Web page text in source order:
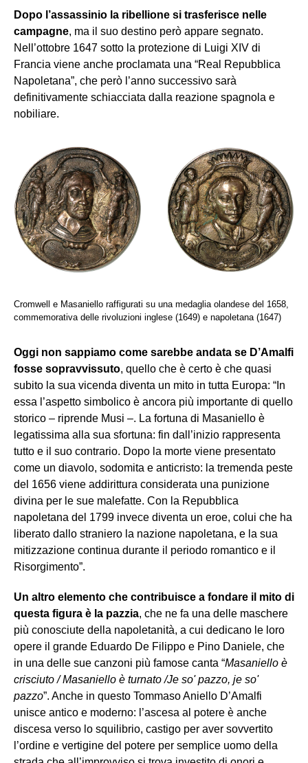
Dopo l’assassinio la ribellione si trasferisce nelle
campagne, ma il suo destino però appare segnato.
Nell’ottobre 1647 sotto la protezione di Luigi XIV di
Francia viene anche proclamata una “Real Repubblica
Napoletana”, che però l’anno successivo sarà
definitivamente schiacciata dalla reazione spagnola e
nobiliare.
Cromwell e Masaniello raffigurati su una medaglia olandese del 1658,
commemorativa delle rivoluzioni inglese (1649) e napoletana (1647)
Oggi non sappiamo come sarebbe andata se D’Amalfi
fosse sopravvissuto, quello che è certo è che quasi
subito la sua vicenda diventa un mito in tutta Europa: “In
essa l’aspetto simbolico è ancora più importante di quello
storico – riprende Musi –. La fortuna di Masaniello è
legatissima alla sua sfortuna: fin dall’inizio rappresenta
tutto e il suo contrario. Dopo la morte viene presentato
come un diavolo, sodomita e anticristo: la tremenda peste
del 1656 viene addirittura considerata una punizione
divina per le sue malefatte. Con la Repubblica
napoletana del 1799 invece diventa un eroe, colui che ha
liberato dallo straniero la nazione napoletana, e la sua
mitizzazione continua durante il periodo romantico e il
Risorgimento”.
Un altro elemento che contribuisce a fondare il mito di
questa figura è la pazzia, che ne fa una delle maschere
più conosciute della napoletanità, a cui dedicano le loro
opere il grande Eduardo De Filippo e Pino Daniele, che
in una delle sue canzoni più famose canta “Masaniello è
crisciuto / Masaniello è turnato /Je so' pazzo, je so'
pazzo”. Anche in questo Tommaso Aniello D’Amalfi
unisce antico e moderno: l’ascesa al potere è anche
discesa verso lo squilibrio, castigo per aver sovvertito
l’ordine e vertigine del potere per semplice uomo della